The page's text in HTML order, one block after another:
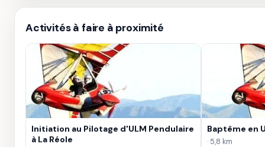
Activités à faire à proximité
Initiation au Pilotage d'ULM Pendulaire
à La Réole
Baptême en
· 5,8 km